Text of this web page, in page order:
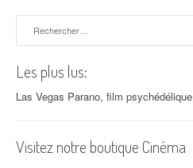
Les plus lus:
Las Vegas Parano, film psychédélique
Visitez notre boutique Cinéma